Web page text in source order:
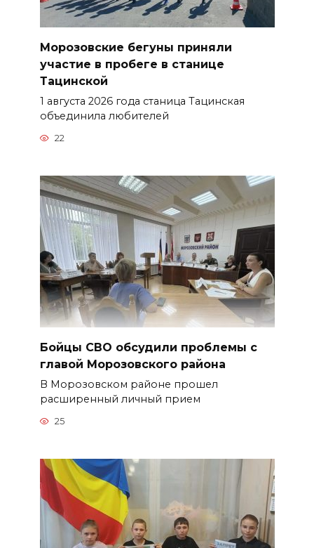
Морозовские бегуны приняли
участие в пробеге в станице
Тацинской
1 августа 2026 года станица Тацинская
объединила любителей
22
Бойцы СВО обсудили проблемы с
главой Морозовского района
В Морозовском районе прошел
расширенный личный прием
25